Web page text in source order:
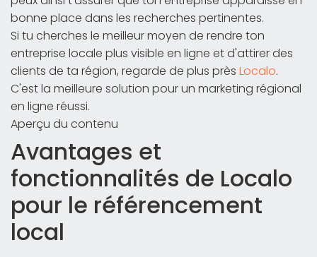
bonne place dans les recherches pertinentes.
Si tu cherches le meilleur moyen de rendre ton
entreprise locale plus visible en ligne et d'attirer des
clients de ta région, regarde de plus près Localo.
C'est la meilleure solution pour un marketing régional
en ligne réussi.
Aperçu du contenu
Avantages et
fonctionnalités de Localo
pour le référencement
local